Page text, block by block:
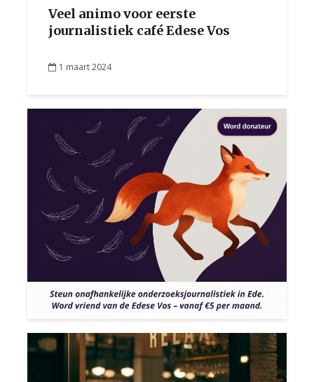
Veel animo voor eerste
journalistiek café Edese Vos
1 maart 2024